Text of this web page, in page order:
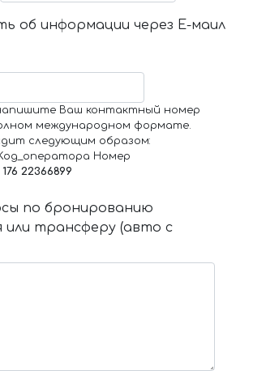
об информации через Е-маил
Ваш контактный номер
международном формате.
следующим образом:
Номер
22366899
по бронированию
или трансферу (авто с